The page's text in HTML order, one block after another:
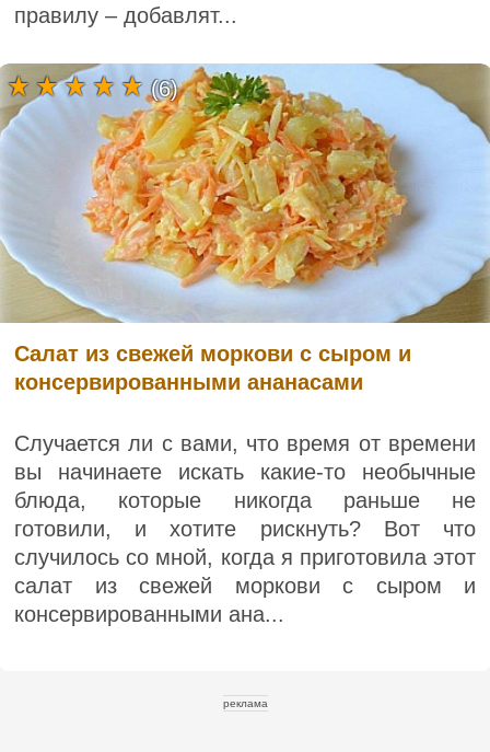
правилу – добавлят...
Салат из свежей моркови с сыром и
консервированными ананасами
Случается ли с вами, что время от времени
вы начинаете искать какие-то необычные
блюда, которые никогда раньше не
готовили, и хотите рискнуть? Вот что
случилось со мной, когда я приготовила этот
салат из свежей моркови с сыром и
консервированными ана...
(6)
реклама